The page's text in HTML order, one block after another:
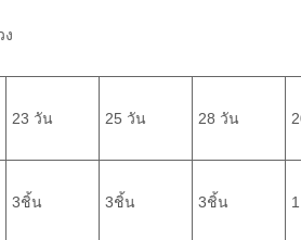
ง
23 วัน 25 วัน 28 วัน
3ชิ้น 3ชิ้น 3ชิ้น